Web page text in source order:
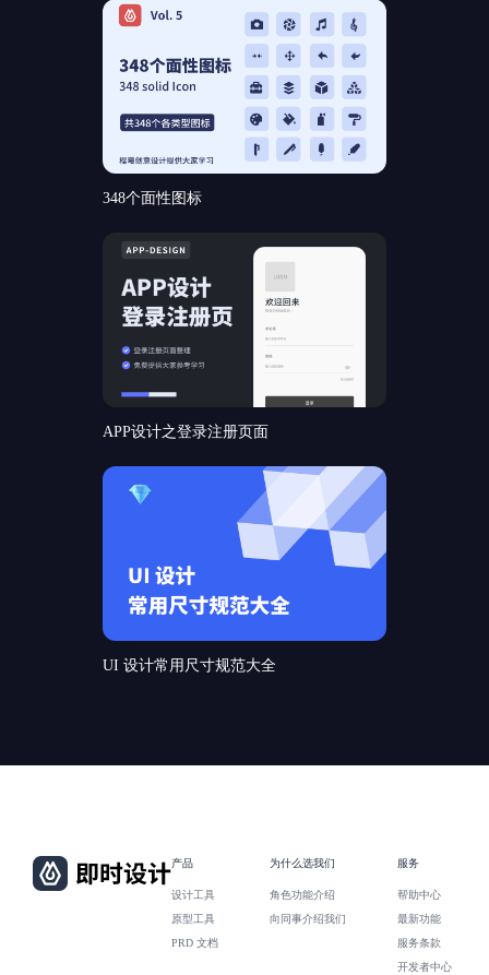
348个面性图标
APP设计之登录注册页面
UI 设计常用尺寸规范大全
产品
设计工具
原型工具
PRD 文档
为什么选我们
角色功能介绍
向同事介绍我们
服务
帮助中心
最新功能
服务条款
开发者中心